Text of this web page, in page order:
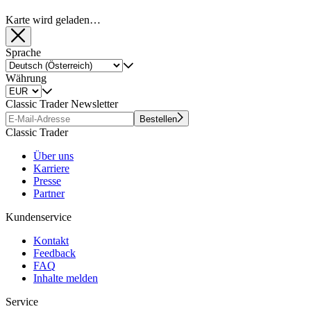
Karte wird geladen…
Sprache
Währung
Classic Trader Newsletter
Bestellen
Classic Trader
Über uns
Karriere
Presse
Partner
Kundenservice
Kontakt
Feedback
FAQ
Inhalte melden
Service